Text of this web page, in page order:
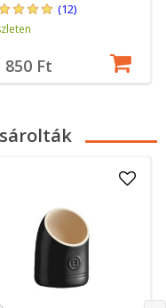
(12)
850 Ft